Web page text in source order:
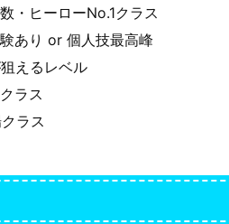
ヒーローNo.1クラス
り or 個人技最高峰
えるレベル
ラス
ラス